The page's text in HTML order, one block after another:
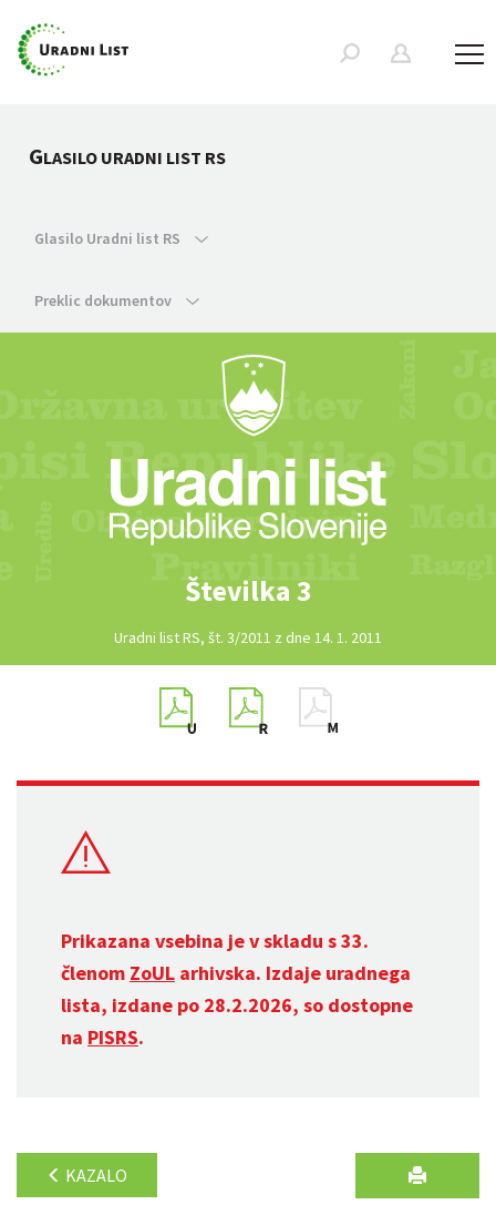
GLASILO URADNI LIST RS
Glasilo Uradni list RS
Preklic dokumentov
Številka 3
Uradni list RS, št. 3/2011 z dne 14. 1. 2011
Prikazana vsebina je v skladu s 33.
členom ZoUL arhivska. Izdaje uradnega
lista, izdane po 28.2.2026, so dostopne
na PISRS.
KAZALO